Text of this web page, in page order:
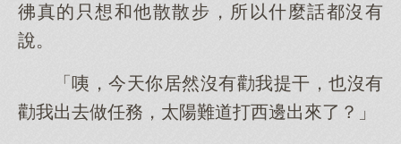
彿真的只想和他散散步，所以什麼話都沒有
說。
「咦，今天你居然沒有勸我提干，也沒有
勸我出去做任務，太陽難道打西邊出來了？」